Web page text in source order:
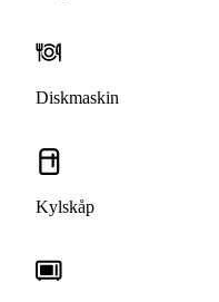
Diskmaskin
Kylskåp